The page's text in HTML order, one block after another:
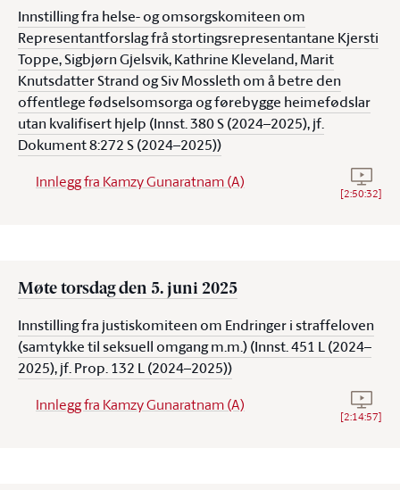
Innstilling fra helse- og omsorgskomiteen om
Representantforslag frå stortingsrepresentantane Kjersti
Toppe, Sigbjørn Gjelsvik, Kathrine Kleveland, Marit
Knutsdatter Strand og Siv Mossleth om å betre den
offentlege fødselsomsorga og førebygge heimefødslar
utan kvalifisert hjelp (Innst. 380 S (2024–2025), jf.
Dokument 8:272 S (2024–2025))
Innlegg fra Kamzy Gunaratnam (A) Se
[2:50:32]
Møte torsdag den 5. juni 2025
Innstilling fra justiskomiteen om Endringer i straffeloven
(samtykke til seksuell omgang m.m.) (Innst. 451 L (2024–
2025), jf. Prop. 132 L (2024–2025))
Innlegg fra Kamzy Gunaratnam (A) Se
[2:14:57]